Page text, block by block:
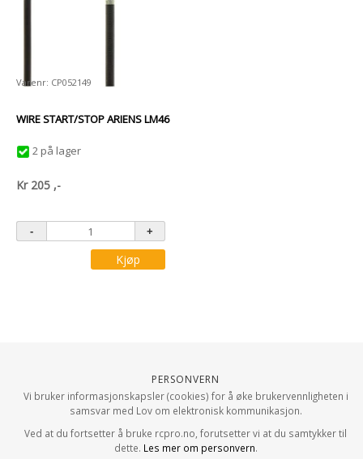
Varenr: CP052149
WIRE START/STOP ARIENS LM46
2 på lager
Kr 205 ,-
Kjøp
Personvern
Vi bruker informasjonskapsler (cookies) for å øke brukervennligheten i
samsvar med Lov om elektronisk kommunikasjon.
Ved at du fortsetter å bruke rcpro.no, forutsetter vi at du samtykker til
dette. Les mer om personvern.